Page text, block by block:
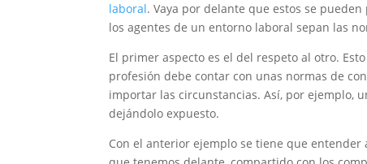
laboral. Vaya por delante que estos se
los agentes de un entorno laboral sepan las
El primer aspecto es el del respeto al otro.
profesión debe contar con unas normas de
importar las circunstancias. Así, por ejemplo,
dejándolo expuesto.
Con el anterior ejemplo se tiene que